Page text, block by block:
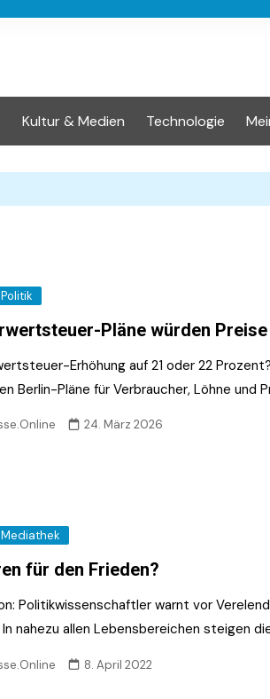
Kultur & Medien Technologie
Politik
Pläne würden
Erhöhung auf 21 oder 22
Berlin-Pläne für Verbraucher, Löhne und
24. März 2026
Mediathek
für den Frieden?
Politikwissenschaftler warnt vor
In nahezu allen Lebensbereichen steigen
8. April 2022